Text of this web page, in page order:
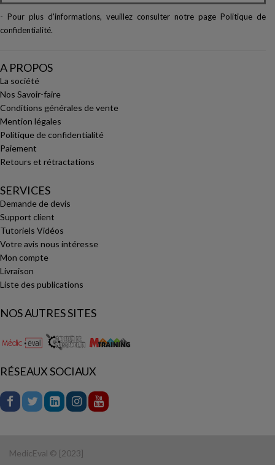
- Pour plus d'informations, veuillez consulter notre page Politique de
confidentialité.
A PROPOS
La société
Nos Savoir-faire
Conditions générales de vente
Mention légales
Politique de confidentialité
Paiement
Retours et rétractations
SERVICES
Demande de devis
Support client
Tutoriels Vidéos
Votre avis nous intéresse
Mon compte
Livraison
Liste des publications
NOS AUTRES SITES
RÉSEAUX SOCIAUX
MedicEval © [2023]